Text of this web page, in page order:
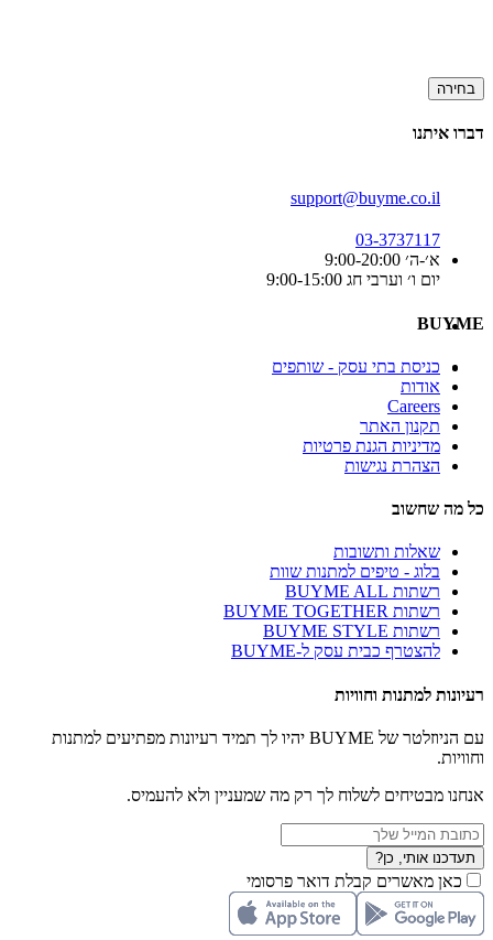
בחירה
דברו איתנו
support@buyme.co.il
03-3737117
א׳-ה׳ 9:00-20:00
יום ו׳ וערבי חג 9:00-15:00
BUYME
כניסת בתי עסק - שותפים
אודות
Careers
תקנון האתר
מדיניות הגנת פרטיות
הצהרת נגישות
כל מה שחשוב
שאלות ותשובות
בלוג - טיפים למתנות שוות
רשתות BUYME ALL
רשתות BUYME TOGETHER
רשתות BUYME STYLE
להצטרף כבית עסק ל-BUYME
רעיונות למתנות וחוויות
עם הניוזלטר של BUYME יהיו לך תמיד רעיונות מפתיעים למתנות
וחוויות.
אנחנו מבטיחים לשלוח לך רק מה שמעניין ולא להעמיס.
תעדכנו אותי, כן?
כאן מאשרים קבלת דואר פרסומי